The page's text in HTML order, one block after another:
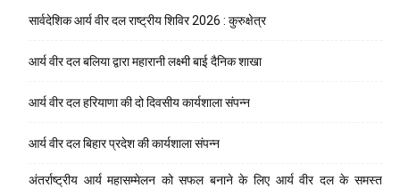
सार्वदेशिक आर्य वीर दल राष्ट्रीय शिविर 2026 : कुरुक्षेत्र
आर्य वीर दल बलिया द्वारा महारानी लक्ष्मी बाई दैनिक शाखा
आर्य वीर दल हरियाणा की दो दिवसीय कार्यशाला संपन्न
आर्य वीर दल बिहार प्रदेश की कार्यशाला संपन्न
अंतर्राष्ट्रीय आर्य महासम्मेलन को सफल बनाने के लिए आर्य वीर दल के समस्त